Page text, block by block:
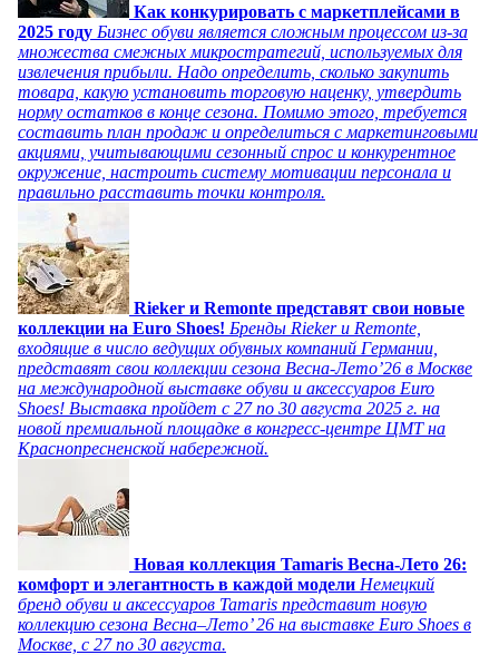
Как конкурировать с маркетплейсами в
2025 году Бизнес обуви является сложным процессом из-за
множества смежных микростратегий, используемых для
извлечения прибыли. Надо определить, сколько закупить
товара, какую установить торговую наценку, утвердить
норму остатков в конце сезона. Помимо этого, требуется
составить план продаж и определиться с маркетинговыми
акциями, учитывающими сезонный спрос и конкурентное
окружение, настроить систему мотивации персонала и
правильно расставить точки контроля.
Rieker и Remonte представят свои новые
коллекции на Euro Shoes! Бренды Rieker и Remonte,
входящие в число ведущих обувных компаний Германии,
представят свои коллекции сезона Весна-Лето’26 в Москве
на международной выставке обуви и аксессуаров Euro
Shoes! Выставка пройдет c 27 по 30 августа 2025 г. на
новой премиальной площадке в конгресс-центре ЦМТ на
Краснопресненской набережной.
Новая коллекция Tamaris Весна-Лето 26:
комфорт и элегантность в каждой модели Немецкий
бренд обуви и аксессуаров Tamaris представит новую
коллекцию сезона Весна–Лето’ 26 на выставке Euro Shoes в
Москве, с 27 по 30 августа.